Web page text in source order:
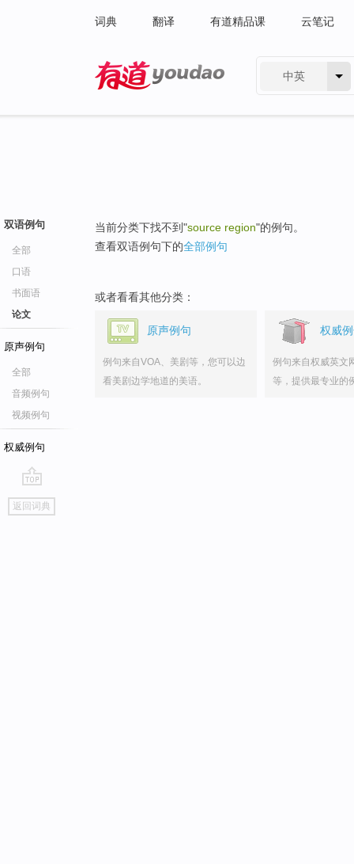
词典 翻译 有道精品课 云笔记
中英
双语例句
全部
口语
书面语
论文
原声例句
全部
音频例句
视频例句
权威例句
go
top
返回词典
当前分类下找不到"source region"的例句。
查看双语例句下的全部例句
或者看看其他分类：
原声例句
例句来自VOA、美剧等，您可以边
看美剧边学地道的美语。
权威
例句来自权威英文
等，提供最专业的